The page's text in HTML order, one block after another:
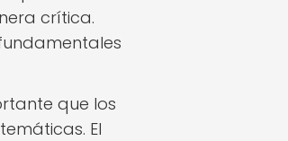
crítica.
que los
El